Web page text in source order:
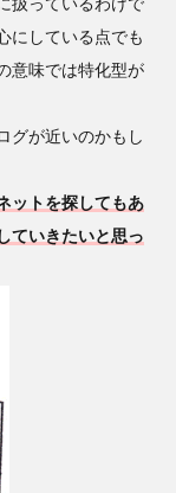
にしている点でも
意味では特化型が
グが近いのかもし
ットを探してもあ
ていきたいと思っ